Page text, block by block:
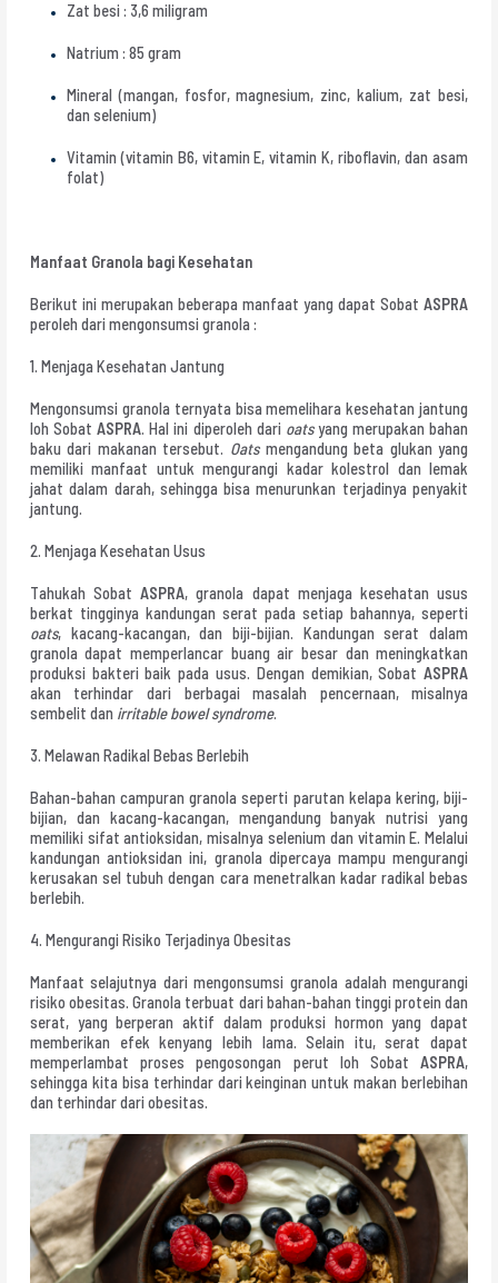
Zat besi : 3,6 miligram
Natrium : 85 gram
Mineral (mangan, fosfor, magnesium, zinc, kalium, zat besi,
dan selenium)
Vitamin (vitamin B6, vitamin E, vitamin K, riboflavin, dan asam
folat)
Manfaat Granola bagi Kesehatan
Berikut ini merupakan beberapa manfaat yang dapat SobatASPRA
peroleh dari mengonsumsi granola :
1. Menjaga Kesehatan Jantung
Mengonsumsi granola ternyata bisa memelihara kesehatan jantung
loh SobatASPRA. Hal ini diperoleh dari oatsyang merupakan bahan
baku dari makanan tersebut. Oatsmengandung beta glukan yang
memiliki manfaat untuk mengurangi kadar kolestrol dan lemak
jahat dalam darah, sehingga bisa menurunkan terjadinya penyakit
jantung.
2. Menjaga Kesehatan Usus
Tahukah SobatASPRA, granola dapat menjaga kesehatan usus
berkat tingginya kandungan serat pada setiap bahannya, seperti
oats, kacang-kacangan, dan biji-bijian. Kandungan serat dalam
granola dapat memperlancar buang air besar dan meningkatkan
produksi bakteri baik pada usus. Dengan demikian, SobatASPRA
akan terhindar dari berbagai masalah pencernaan, misalnya
sembelit dan irritable bowel syndrome.
3. Melawan Radikal Bebas Berlebih
Bahan-bahan campuran granola seperti parutan kelapa kering, biji-
bijian, dan kacang-kacangan, mengandung banyak nutrisi yang
memiliki sifat antioksidan, misalnya selenium dan vitamin E. Melalui
kandungan antioksidan ini, granola dipercaya mampu mengurangi
kerusakan sel tubuh dengan cara menetralkan kadar radikal bebas
berlebih.
4. Mengurangi Risiko Terjadinya Obesitas
Manfaat selajutnya dari mengonsumsi granola adalah mengurangi
risiko obesitas. Granola terbuat dari bahan-bahan tinggi protein dan
serat, yang berperan aktif dalam produksi hormon yang dapat
memberikan efek kenyang lebih lama. Selain itu, serat dapat
memperlambat proses pengosongan perut loh SobatASPRA,
sehingga kita bisa terhindar dari keinginan untuk makan berlebihan
dan terhindar dari obesitas.